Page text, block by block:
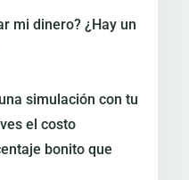
mi dinero? ¿Hay un
simulación con tu
el costo
bonito que